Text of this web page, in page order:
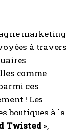
marketing
à travers
comme
ces
! Les
boutiques à la
Twisted »,